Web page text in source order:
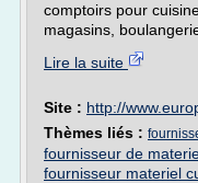
comptoirs pour
magasins,
Lire la suite
Site : http://
Thèmes liés :
fournisseur de
fournisseur materiel